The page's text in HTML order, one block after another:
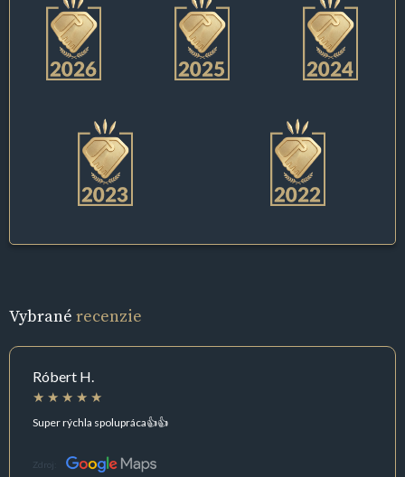
Vybrané recenzie
Róbert H.
Super rýchla spolupráca👍👍
Zdroj: